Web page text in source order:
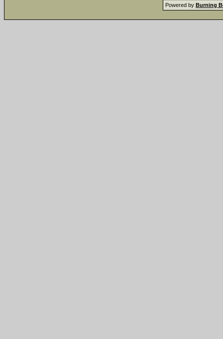
Powered by Burning